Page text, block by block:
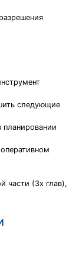
следующие
планировании
части (3х глав),